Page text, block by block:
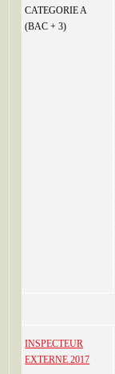
CATEGORIE A
(BAC + 3)
INSPECTEUR
EXTERNE 2017